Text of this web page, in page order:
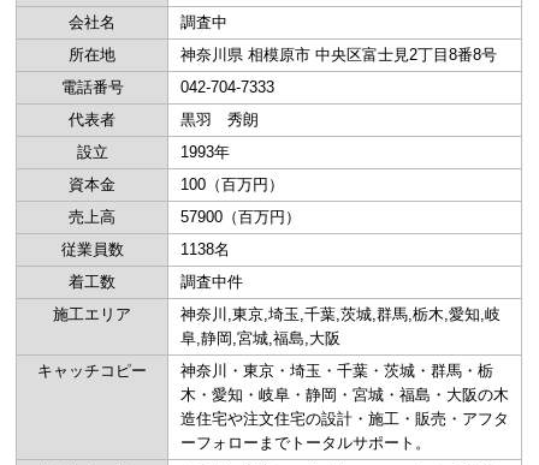
会社名
調査中
所在地
神奈川県 相模原市 中央区富士見2丁目8番8号
電話番号
042-704-7333
代表者
黒羽 秀朗
設立
1993年
資本金
100（百万円）
売上高
57900（百万円）
従業員数
1138名
着工数
調査中件
施工エリア
神奈川,東京,埼玉,千葉,茨城,群馬,栃木,愛知,岐
阜,静岡,宮城,福島,大阪
キャッチコピー
神奈川・東京・埼玉・千葉・茨城・群馬・栃
木・愛知・岐阜・静岡・宮城・福島・大阪の木
造住宅や注文住宅の設計・施工・販売・アフタ
ーフォローまでトータルサポート。